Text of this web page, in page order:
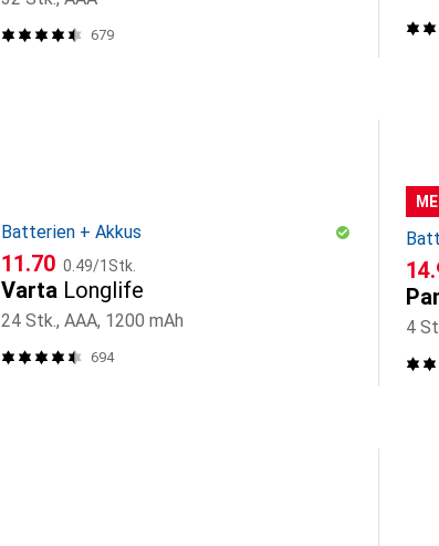
679
Batterien + Akkus
CHF
11.70 CHF
0.49/1Stk.
Varta Longlife
24 Stk., AAA, 1200 mAh
694
4